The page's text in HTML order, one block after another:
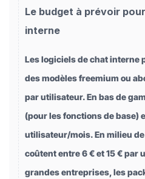
Le budget à prévoir
interne
Les logiciels de chat interne
des modèles freemium ou
par utilisateur. En bas de
(pour les fonctions de base)
utilisateur/mois. En milieu
coûtent entre 6 € et 15 € par
grandes entreprises, les